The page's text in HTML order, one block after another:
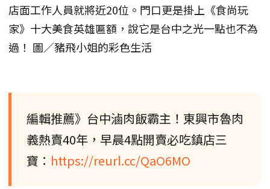
店面工作人員就將近20位。門口更是掛上《食尚玩
家》十大美食英雄匾額，說它是台中之光一點也不為
過！ 圖／豬飛小姐的彩色生活
編輯推薦》台中滷肉飯霸主！東興市魯肉
義熱賣40年，早晨4點開賣必吃鎮店三
寶： https://reurl.cc/QaO6MO